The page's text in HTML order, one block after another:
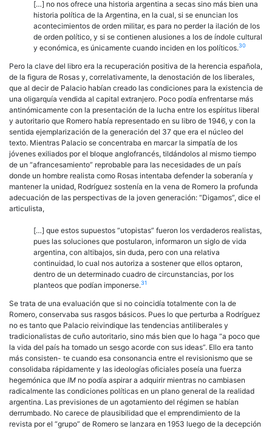
[…] no nos ofrece una historia argentina a secas sino más bien una
historia política de la Argentina, en la cual, si se enuncian los
acontecimientos de orden militar, es para no perder la ilación de los
de orden político, y si se contienen alusiones a los de índole cultural
y económica, es únicamente cuando inciden en los políticos.30
Pero la clave del libro era la recuperación positiva de la herencia española,
de la figura de Rosas y, correlativamente, la denostación de los liberales,
que al decir de Palacio habían creado las condiciones para la existencia de
una oligarquía vendida al capital extranjero. Poco podía enfrentarse más
antinómicamente con la presentación de la lucha entre los espíritus liberal
y autoritario que Romero había representado en su libro de 1946, y con la
sentida ejemplarización de la generación del 37 que era el núcleo del
texto. Mientras Palacio se concentraba en marcar la simpatía de los
jóvenes exiliados por el bloque anglofrancés, tildándolos al mismo tiempo
de un “afrancesamiento” reprobable para las necesidades de un país
donde un hombre realista como Rosas intentaba defender la soberanía y
mantener la unidad, Rodríguez sostenía en la vena de Romero la profunda
adecuación de las perspectivas de la joven generación: “Digamos”, dice el
articulista,
[…] que estos supuestos “utopistas” fueron los verdaderos realistas,
pues las soluciones que postularon, informaron un siglo de vida
argentina, con altibajos, sin duda, pero con una relativa
continuidad, lo cual nos autoriza a sostener que ellos optaron,
dentro de un determinado cuadro de circunstancias, por los
planteos que podían imponerse.31
Se trata de una evaluación que si no coincidía totalmente con la de
Romero, conservaba sus rasgos básicos. Pues lo que perturba a Rodríguez
no es tanto que Palacio reivindique las tendencias antiliberales y
tradicionalistas de cuño autoritario, sino más bien que lo haga “a poco que
la vida del país ha tomado un sesgo acorde con sus ideas”. Ello era tanto
más consisten- te cuando esa consonancia entre el revisionismo que se
consolidaba rápidamente y las ideologías oficiales poseía una fuerza
hegemónica que IM no podía aspirar a adquirir mientras no cambiasen
radicalmente las condiciones políticas en un plano general de la realidad
argentina. Las previsiones de un agotamiento del régimen se habían
derrumbado. No carece de plausibilidad que el emprendimiento de la
revista por el “grupo” de Romero se lanzara en 1953 luego de la decepción